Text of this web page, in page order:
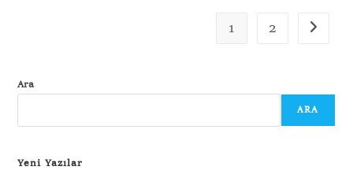
1 2
Ara
ARA
Yeni Yazılar